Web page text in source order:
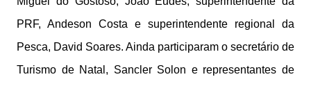
PRF, Andeson Costa e superintendente regional da
Pesca, David Soares. Ainda participaram o secretário de
Turismo de Natal, Sancler Solon e representantes de